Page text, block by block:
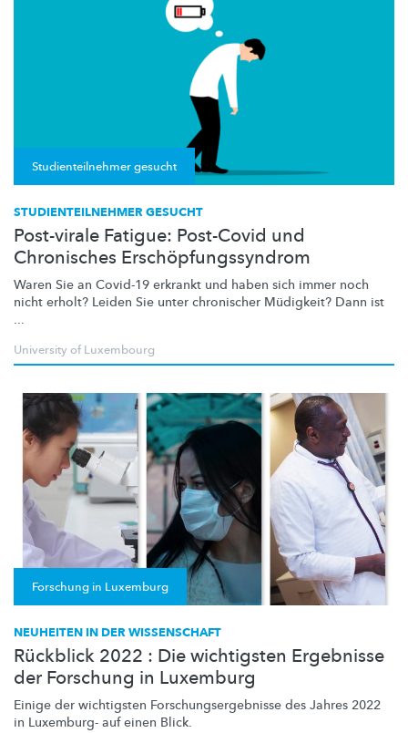
Studienteilnehmer gesucht
STUDIENTEILNEHMER GESUCHT
Post-virale Fatigue: Post-Covid und
Chronisches Erschöpfungssyndrom
Waren Sie an Covid-19 erkrankt und haben sich immer noch
nicht erholt? Leiden Sie unter chronischer Müdigkeit? Dann ist
...
University of Luxembourg
Forschung in Luxemburg
NEUHEITEN IN DER WISSENSCHAFT
Rückblick 2022 : Die wichtigsten Ergebnisse
der Forschung in Luxemburg
Einige der wichtigsten Forschungsergebnisse des Jahres 2022
in Luxemburg- auf einen Blick.